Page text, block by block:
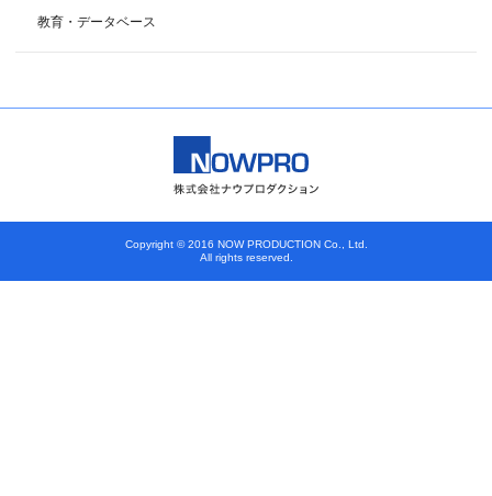
教育・データベース
Copyright © 2016 NOW PRODUCTION Co., Ltd.
All rights reserved.